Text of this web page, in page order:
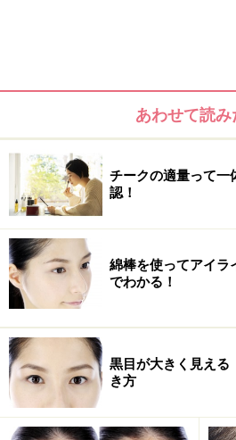
けの目安はアイホール。眼球に
みになっているので、そこで塗
がります。
塗り分けはアイホールのくぼみを目
【関連記事】
アイシャドウが二重幅（ふたえ
り方
アイシャドウを指で塗るのはNG
べき
一瞬であか抜ける！単色アイシャ
目尻がポイント！鮮やかなカラー
あわせて読み
チークの適量って一
認！
綿棒を使ってアイ
でわかる！
黒目が大きく見える
き方